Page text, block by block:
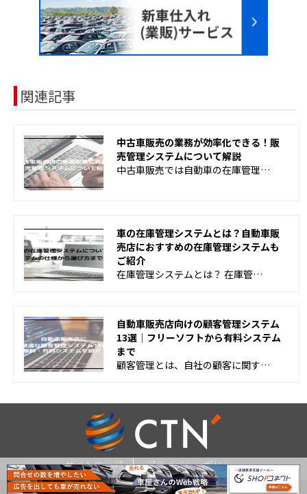
関連記事
中古車販売の業務が効率化できる！販
売管理システムについて解説
中古車販売では自動車の在庫管理…
車の在庫管理システムとは？自動車販
売店におすすめの在庫管理システムも
ご紹介
在庫管理システムとは？ 在庫管…
自動車販売店向けの顧客管理システム
13選│フリーソフトから有料システム
まで
顧客管理とは、自社の顧客に関す…
サイトマップ プライバシーポリシー
Copyright ©2026CTN Co., Ltd. All Rights Reserved